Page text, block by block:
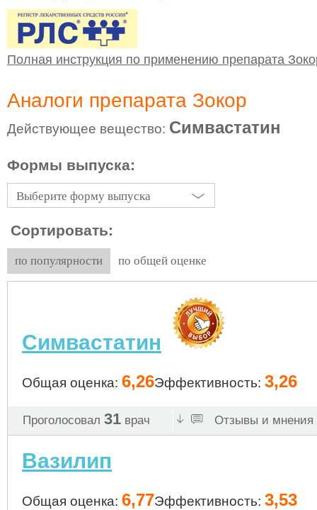
Полная инструкция по применению препарата
Аналоги препарата Зокор
Действующее вещество: Симвастатин
Формы выпуска:
Выберите форму выпуска
Сортировать:
по популярности по общей оценке
Симвастатин
Общая оценка: 6,26Эффективность: 3,26
Проголосовал 31 врач Отзывы и мнения
Вазилип
Общая оценка: 6,77Эффективность: 3,53